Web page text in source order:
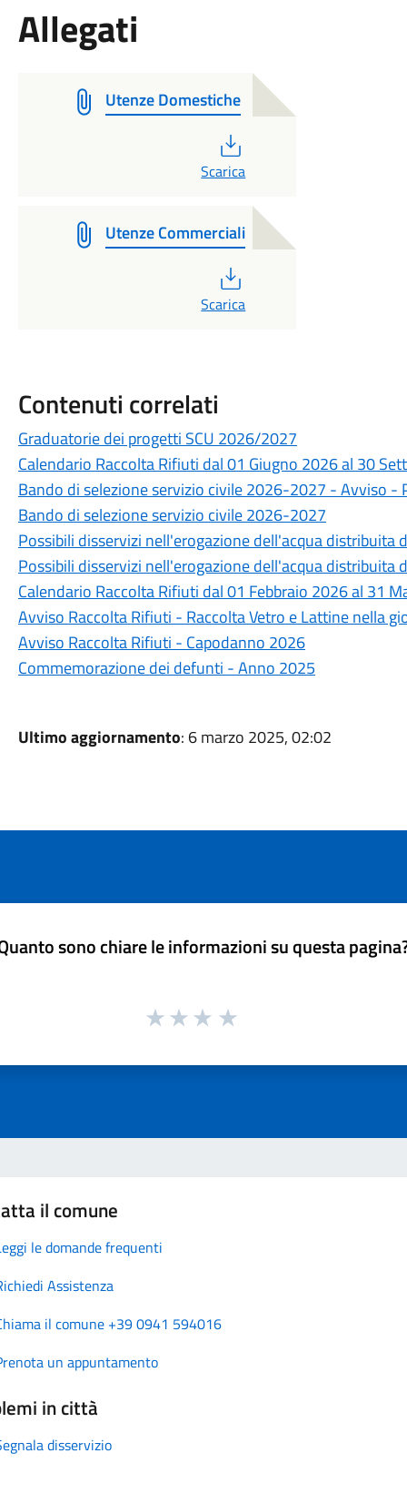
Allegati
Utenze Domestiche
Scarica
Utenze Commerciali
Scarica
Contenuti correlati
Graduatorie dei progetti SCU 2026/2027
Calendario Raccolta Rifiuti dal 01 Giugno 2026 al 30
Bando di selezione servizio civile 2026-2027 - Avviso
Bando di selezione servizio civile 2026-2027
Possibili disservizi nell'erogazione dell'acqua distribuita
Possibili disservizi nell'erogazione dell'acqua distribuita
Calendario Raccolta Rifiuti dal 01 Febbraio 2026 al 31
Avviso Raccolta Rifiuti - Raccolta Vetro e Lattine nella
Avviso Raccolta Rifiuti - Capodanno 2026
Commemorazione dei defunti - Anno 2025
Ultimo aggiornamento: 6 marzo 2025, 02:02
sono chiare le informazioni su questa
il comune
le domande frequenti
Assistenza
il comune +39 0941 594016
un appuntamento
in città
disservizio